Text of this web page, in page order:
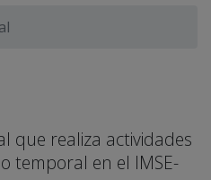
que realiza actividades
temporal en el IMSE-